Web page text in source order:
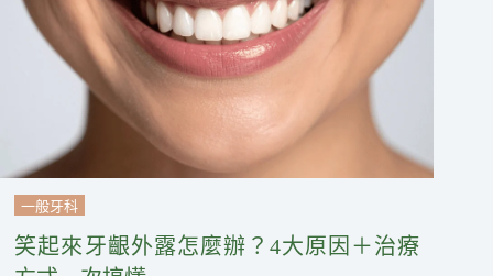
一般牙科
笑起來牙齦外露怎麼辦？4大原因＋治療